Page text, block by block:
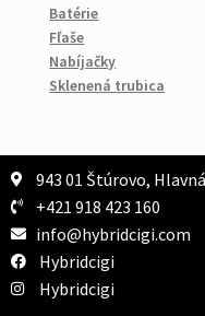
Batérie
Fľaše
Nabíjačky
Sklenená trubica
943 01 Štúrovo,
+421 918 423 160
info@hybridcigi.com
Hybridcigi
Hybridcigi